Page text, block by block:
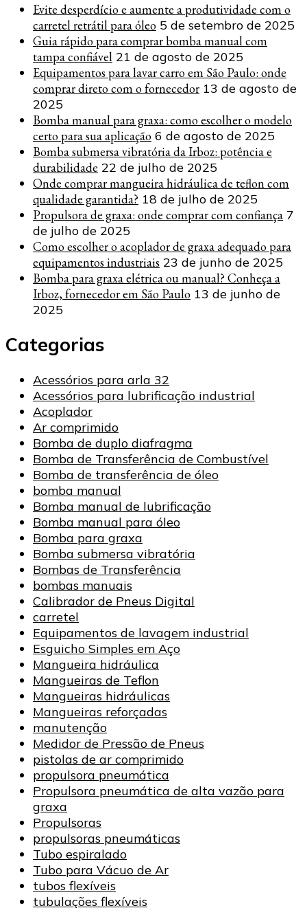
Evite desperdício e aumente a produtividade com o
carretel retrátil para óleo 5 de setembro de 2025
Guia rápido para comprar bomba manual com
tampa confiável 21 de agosto de 2025
Equipamentos para lavar carro em São Paulo: onde
comprar direto com o fornecedor 13 de agosto de
2025
Bomba manual para graxa: como escolher o modelo
certo para sua aplicação 6 de agosto de 2025
Bomba submersa vibratória da Irboz: potência e
durabilidade 22 de julho de 2025
Onde comprar mangueira hidráulica de teflon com
qualidade garantida? 18 de julho de 2025
Propulsora de graxa: onde comprar com confiança 7
de julho de 2025
Como escolher o acoplador de graxa adequado para
equipamentos industriais 23 de junho de 2025
Bomba para graxa elétrica ou manual? Conheça a
Irboz, fornecedor em São Paulo 13 de junho de
2025
Categorias
Acessórios para arla 32
Acessórios para lubrificação industrial
Acoplador
Ar comprimido
Bomba de duplo diafragma
Bomba de Transferência de Combustível
Bomba de transferência de óleo
bomba manual
Bomba manual de lubrificação
Bomba manual para óleo
Bomba para graxa
Bomba submersa vibratória
Bombas de Transferência
bombas manuais
Calibrador de Pneus Digital
carretel
Equipamentos de lavagem industrial
Esguicho Simples em Aço
Mangueira hidráulica
Mangueiras de Teflon
Mangueiras hidráulicas
Mangueiras reforçadas
manutenção
Medidor de Pressão de Pneus
pistolas de ar comprimido
propulsora pneumática
Propulsora pneumática de alta vazão para
graxa
Propulsoras
propulsoras pneumáticas
Tubo espiralado
Tubo para Vácuo de Ar
tubos flexíveis
tubulações flexíveis